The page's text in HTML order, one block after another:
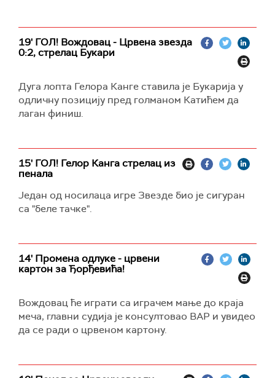
19' ГОЛ! Вождовац - Црвена звезда
0:2, стрелац Букари
Дуга лопта Гелора Канге ставила је Букарија у
одличну позицију пред голманом Катићем да
лаган финиш.
15' ГОЛ! Гелор Канга стрелац из
пенала
Један од носилаца игре Звезде био је сигуран
са "беле тачке".
14' Промена одлуке - црвени
картон за Ђорђевића!
Вождовац ће играти са играчем мање до краја
меча, главни судија је консултовао ВАР и увидео
да се ради о црвеном картону.